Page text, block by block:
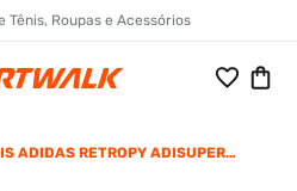
Tênis, Roupas e Acessórios
ADIDAS RETROPY ADISUPER